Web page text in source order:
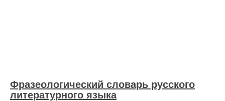
Фразеологический словарь русского
литературного языка